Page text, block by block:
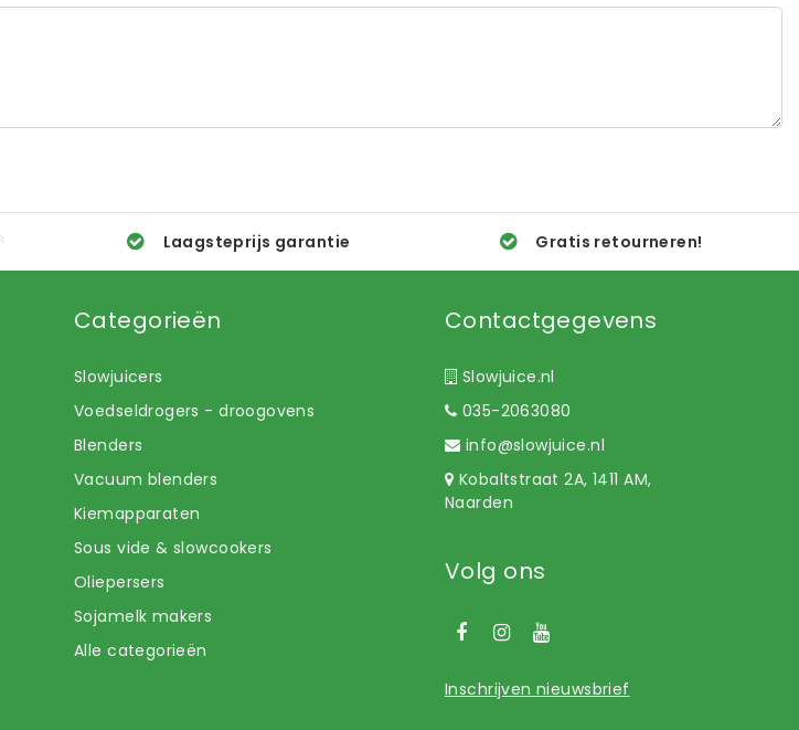
Laagsteprijs garantie Gratis retourneren!
Categorieën
Slowjuicers
Voedseldrogers - droogovens
Blenders
Vacuum blenders
Kiemapparaten
Sous vide & slowcookers
Oliepersers
Sojamelk makers
Alle categorieën
Contactgegevens
Slowjuice.nl
035-2063080
info@slowjuice.nl
Kobaltstraat 2A, 1411 AM,
Naarden
Volg ons
Inschrijven nieuwsbrief